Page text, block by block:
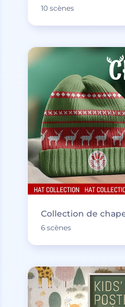
10 scènes
Collection de
6 scènes